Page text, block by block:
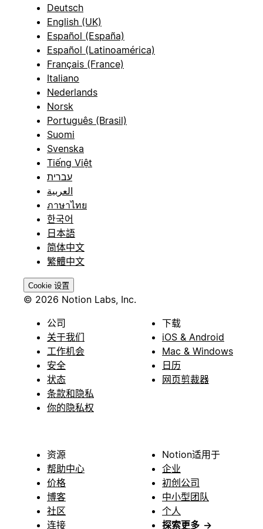
Deutsch
English (UK)
Español (España)
Español (Latinoamérica)
Français (France)
Italiano
Nederlands
Norsk
Português (Brasil)
Suomi
Svenska
Tiếng Việt
עברית
العربية
ภาษาไทย
한국어
日本語
简体中文
繁體中文
Cookie 设置
© 2026 Notion Labs, Inc.
公司
关于我们
工作机会
安全
状态
条款和隐私
你的隐私权
下载
iOS & Android
Mac & Windows
日历
网页剪裁器
资源
帮助中心
价格
博客
社区
连接
Notion适用于
企业
初创公司
中小型团队
个人
探索更多 →